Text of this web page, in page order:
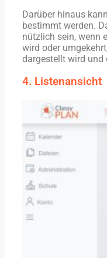
Darüber hinaus
bestimmt werden.
nützlich sein, wenn
wird oder
dargestellt wird und
4. Listenansicht